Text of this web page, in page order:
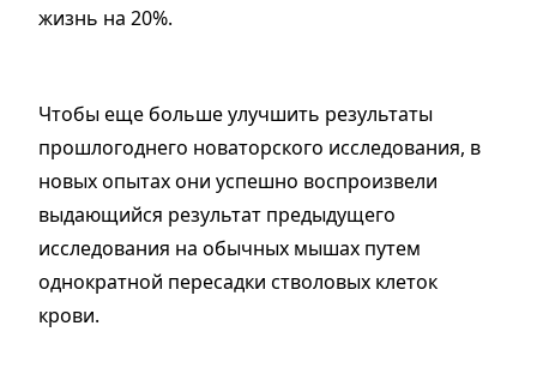
жизнь на 20%.
Чтобы еще больше улучшить результаты
прошлогоднего новаторского исследования, в
новых опытах они успешно воспроизвели
выдающийся результат предыдущего
исследования на обычных мышах путем
однократной пересадки стволовых клеток
крови.